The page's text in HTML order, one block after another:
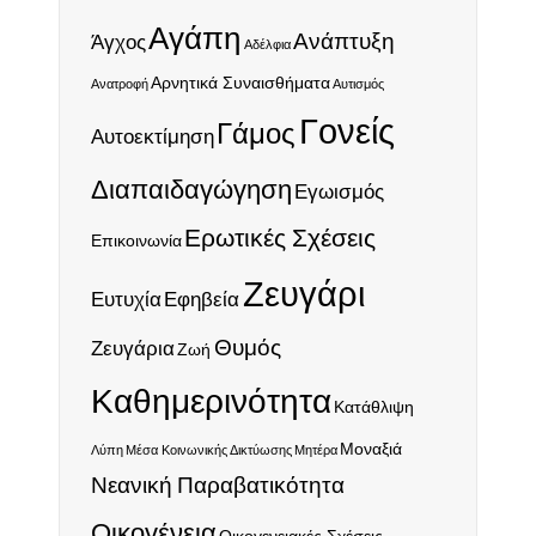
ΆγχοςΑγάπη ΑδέλφιαΑνάπτυξη
ΑνατροφήΑρνητικά ΣυναισθήματαΑυτισμός
Αυτοεκτίμηση Γάμος Γονείς
Διαπαιδαγώγηση Εγωισμός
ΕπικοινωνίαΕρωτικές Σχέσεις
ΕυτυχίαΕφηβεία Ζευγάρι
ΖευγάριαΖωή Θυμός
ΚαθημερινότηταΚατάθλιψη
ΛύπηΜέσα Κοινωνικής ΔικτύωσηςΜητέρα Μοναξιά
Νεανική Παραβατικότητα